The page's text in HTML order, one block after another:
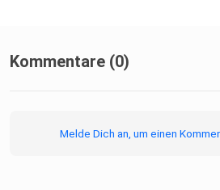
Kommentare (0)
Melde Dich an, um einen